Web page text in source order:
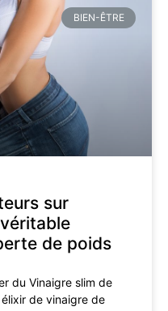
BIEN-ÊTRE
sur
de poids
du Vinaigre slim de
de vinaigre de